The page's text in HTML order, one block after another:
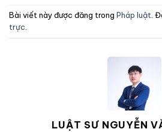
Bài viết này được đăng trong Pháp luật.
trực.
LUẬT SƯ NGUYỄN